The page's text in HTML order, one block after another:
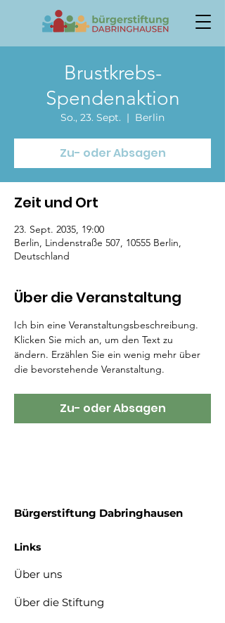
Brustkrebs-
Spendenaktion
So., 23. Sept.
  |
Berlin
Zu- oder Absagen
Zeit und Ort
23. Sept. 2035, 19:00
Berlin, Lindenstraße 507, 10555 Berlin,
Deutschland
Über die Veranstaltung
Ich bin eine Veranstaltungsbeschreibung.
Klicken Sie mich an, um den Text zu
ändern. Erzählen Sie ein wenig mehr über
die bevorstehende Veranstaltung.
Zu- oder Absagen
Bürgerstiftung Dabringhausen
Links
Über uns
Über die Stiftung